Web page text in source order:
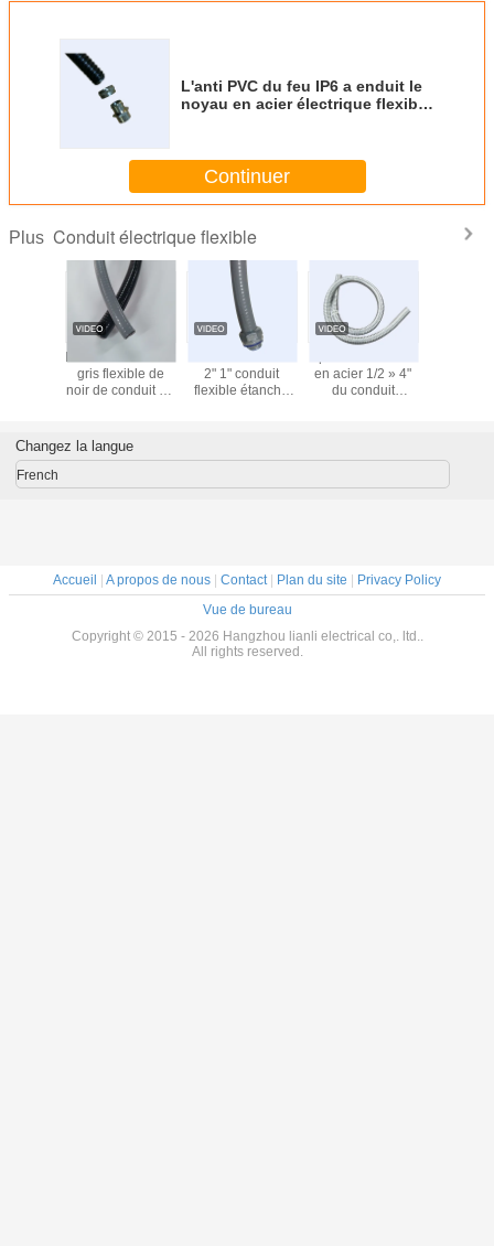
L'anti PVC du feu IP6 a enduit le
noyau en acier électrique flexible
Continuer
Plus Conduit électrique flexible
gris flexible de
noir de conduit en
pieds par petit
pain
2" 1" conduit
flexible étanche
énuméré le noir
en acier 1/2 » 4"
du conduit
Changez la langue
French
Accueil A propos de nous Contact| Plan du site
Privacy Policy
Vue de bureau
Copyright © 2015 - 2026 Hangzhou lianli electrical co,. ltd..
All rights reserved.